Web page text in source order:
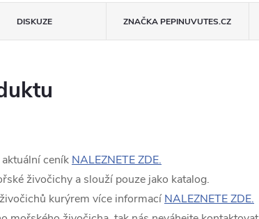
DISKUZE ZNAČKA PEPINUVUTES.CZ
ceník NALEZNETE ZDE.
živočichy a slouží pouze jako katalog.
kurýrem více informací NALEZNETE ZDE.